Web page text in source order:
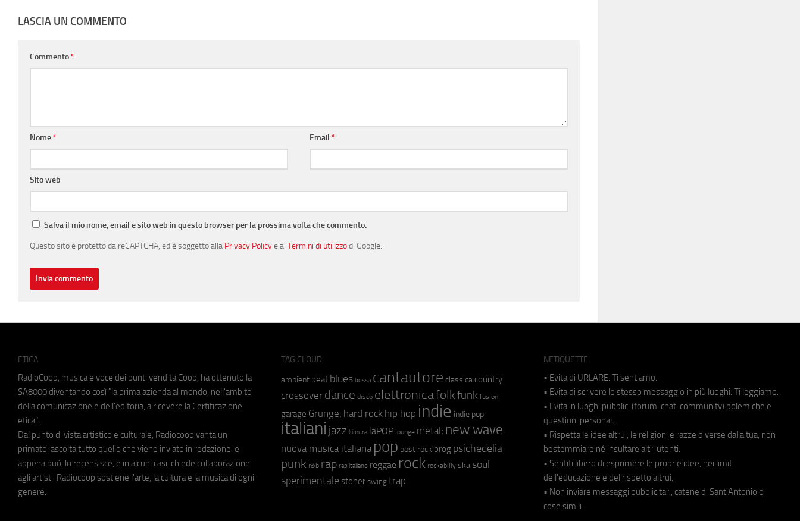
LASCIA UN COMMENTO
Commento*
Nome* Email*
Sito web
Salva il mio nome, email e sito web in questo browser per la prossima volta che commento.
Questo sito è protetto da reCAPTCHA, ed è soggetto alla Privacy Policye ai Termini di utilizzodi Google.
ETICA
RadioCoop, musica e voce dei punti vendita Coop, ha ottenuto la
SA8000 diventando così "la prima azienda al mondo, nell'ambito
della comunicazione e dell'editoria, a ricevere la Certificazione
etica".
Dal punto di vista artistico e culturale, Radiocoop vanta un
primato: ascolta tutto quello che viene inviato in redazione, e
appena può, lo recensisce, e in alcuni casi, chiede collaborazione
agli artisti. Radiocoop sostiene l'arte, la cultura e la musica di ogni
genere.
TAG CLOUD
ambient beat blues bossa cantautore classica country
crossover dance disco elettronicafolkfunk fusion
garage Grunge; hard rock hip hop indie indie pop
italiani jazz kimura laPOP lounge metal; new wave
nuova musica italiana pop post rock prog psichedelia
punk r&b rap rap italiano reggae rock rockabilly ska soul
sperimentale stoner swing trap
NETIQUETTE
• Evita di URLARE. Ti sentiamo.
• Evita di scrivere lo stesso messaggio in più luoghi. Ti leggiamo.
• Evita in luoghi pubblici (forum, chat, community) polemiche e
questioni personali.
• Rispetta le idee altrui, le religioni e razze diverse dalla tua, non
bestemmiare né insultare altri utenti.
• Sentiti libero di esprimere le proprie idee, nei limiti
dell'educazione e del rispetto altrui.
• Non inviare messaggi pubblicitari, catene di Sant'Antonio o
cose simili.